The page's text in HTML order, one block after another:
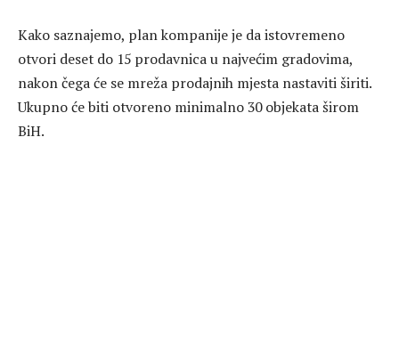
Kako saznajemo, plan kompanije je da istovremeno
otvori deset do 15 prodavnica u najvećim gradovima,
nakon čega će se mreža prodajnih mjesta nastaviti širiti.
Ukupno će biti otvoreno minimalno 30 objekata širom
BiH.